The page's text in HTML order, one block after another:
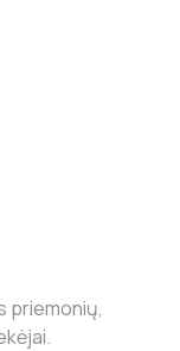
priemonių,